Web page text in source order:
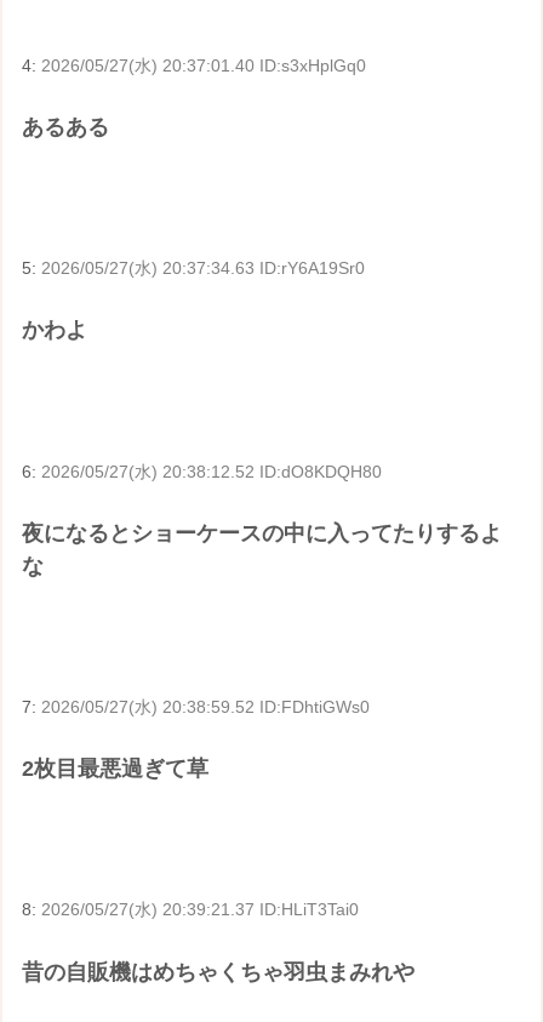
4: 2026/05/27(水) 20:37:01.40 ID:s3xHplGq0
あるある
5:2026/05/27(水) 20:37:34.63 ID:rY6A19Sr0
かわよ
6: 2026/05/27(水) 20:38:12.52 ID:dO8KDQH80
夜になるとショーケースの中に入ってたりするよ
な
7: 2026/05/27(水) 20:38:59.52 ID:FDhtiGWs0
2枚目最悪過ぎて草
8:2026/05/27(水) 20:39:21.37 ID:HLiT3Tai0
昔の自販機はめちゃくちゃ羽虫まみれや